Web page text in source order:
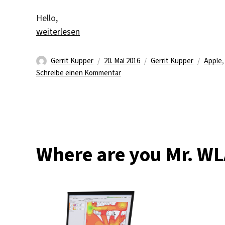
Hello,
„Useing an MacBook with Windows“
weiterlesen
Autor
Gerrit Kupper
Veröffentlicht
am
20. Mai 2016 Kategorien
Gerrit Kupper Apple,
Schreibe einen Kommentarzu
Where are you Mr.